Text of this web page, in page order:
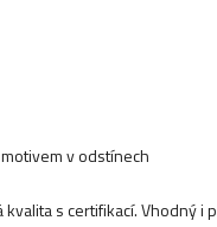
v odstínech
s certifikací. Vhodný i